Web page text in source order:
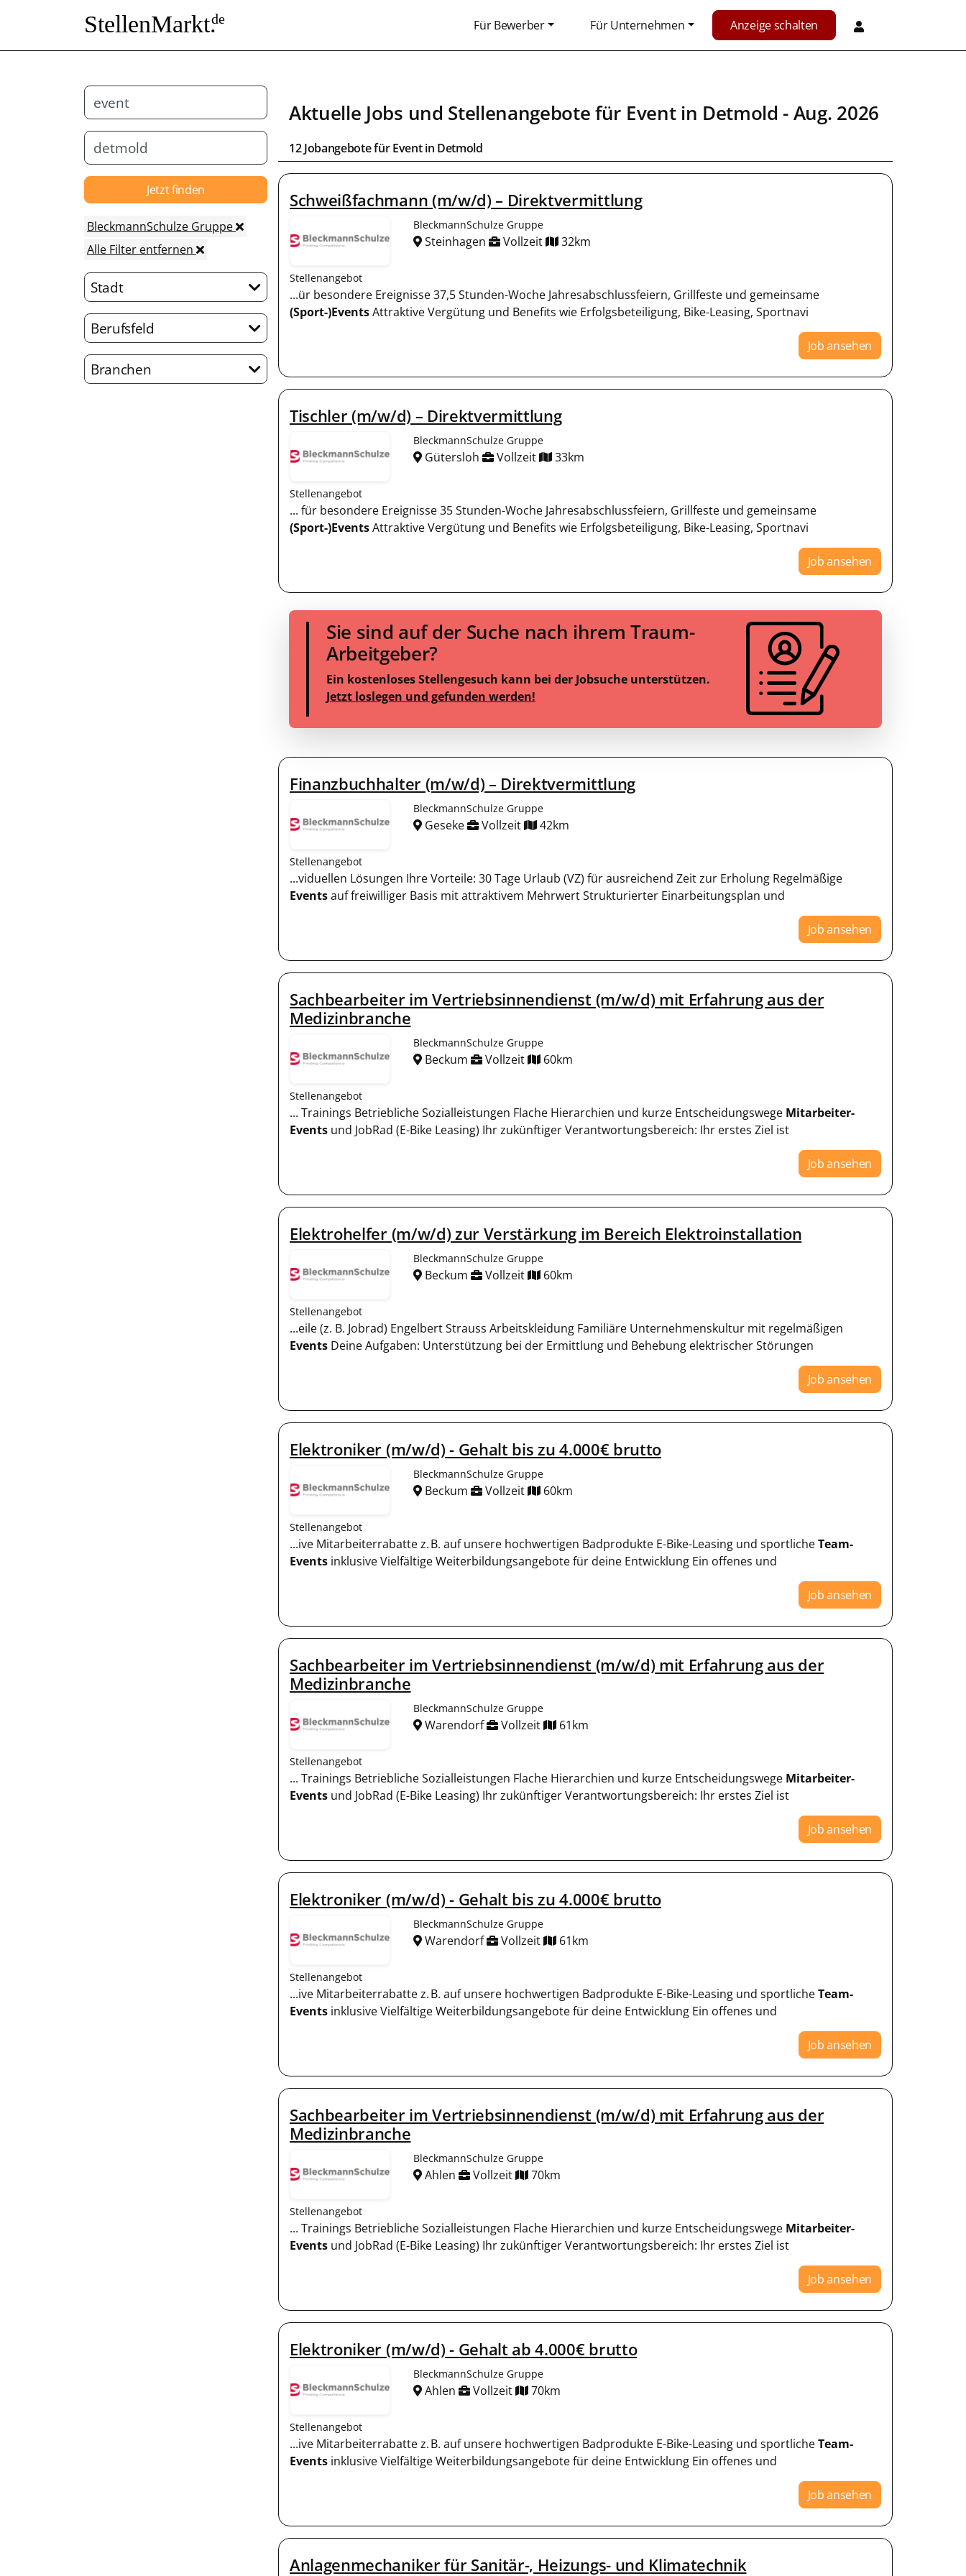
StellenMarkt.de Für Bewerber Für Unternehmen Anzeige schalten
Jetzt finden
BleckmannSchulze Gruppe
Alle Filter entfernen
Stadt
Berufsfeld
Branchen
Aktuelle Jobs und Stellenangebote für Eventin Detmold - Aug. 2026
12 Jobangebote fürEventin Detmold
Schweißfachmann (m/w/d) – Direktvermittlung
BleckmannSchulze Gruppe
Steinhagen Vollzeit 32km
Stellenangebot
...ür besondere Ereignisse 37,5 Stunden-Woche Jahresabschlussfeiern, Grillfeste und gemeinsame
(Sport-)EventsAttraktive Vergütung und Benefits wie Erfolgs­beteili­gung, Bike-Leasing, Sportnavi
Job ansehen
Tischler (m/w/d) – Direktvermittlung
BleckmannSchulze Gruppe
Gütersloh Vollzeit 33km
Stellenangebot
... für besondere Ereignisse 35 Stunden-Woche Jahresabschlussfeiern, Grillfeste und gemeinsame
(Sport-)EventsAttraktive Vergütung und Benefits wie Erfolgs­beteili­gung, Bike-Leasing, Sportnavi
Job ansehen
Sie sind auf der Suche nach ihrem Traum-
Arbeitgeber?
Ein kostenloses Stellengesuch kann bei der Jobsuche unterstützen.
Jetzt loslegen und gefunden werden!
Finanzbuchhalter (m/w/d) – Direktvermittlung
BleckmannSchulze Gruppe
Geseke Vollzeit 42km
Stellenangebot
...viduellen Lösungen Ihre Vorteile: 30 Tage Urlaub (VZ) für ausreichend Zeit zur Erholung Regelmäßige
Eventsauf freiwilliger Basis mit attraktivem Mehrwert Strukturierter Einarbeitungsplan und
Job ansehen
Sachbearbeiter im Vertriebsinnendienst (m/w/d) mit Erfahrung aus der
Medizinbranche
BleckmannSchulze Gruppe
Beckum Vollzeit 60km
Stellenangebot
... Trainings Betriebliche Sozialleistungen Flache Hierarchien und kurze Entscheidungswege Mitarbeiter-
Events und JobRad (E-Bike Leasing) Ihr zukünftiger Verantwortungsbereich: Ihr erstes Ziel ist
Job ansehen
Elektrohelfer (m/w/d) zur Verstärkung im Bereich Elektroinstallation
BleckmannSchulze Gruppe
Beckum Vollzeit 60km
Stellenangebot
...eile (z. B. Jobrad) Engelbert Strauss Arbeitskleidung Familiäre Unternehmenskultur mit regelmäßigen
Events Deine Aufgaben: Unterstützung bei der Ermittlung und Behebung elektrischer Störungen
Job ansehen
Elektroniker (m/w/d) - Gehalt bis zu 4.000€ brutto
BleckmannSchulze Gruppe
Beckum Vollzeit 60km
Stellenangebot
...ive Mitarbeiterrabatte z. B. auf unsere hochwertigen Badprodukte E-Bike-Leasing und sportlicheTeam-
Events inklusive Vielfältige Weiterbildungsangebote für deine Entwicklung Ein offenes und
Job ansehen
Sachbearbeiter im Vertriebsinnendienst (m/w/d) mit Erfahrung aus der
Medizinbranche
BleckmannSchulze Gruppe
Warendorf Vollzeit 61km
Stellenangebot
... Trainings Betriebliche Sozialleistungen Flache Hierarchien und kurze Entscheidungswege Mitarbeiter-
Events und JobRad (E-Bike Leasing) Ihr zukünftiger Verantwortungsbereich: Ihr erstes Ziel ist
Job ansehen
Elektroniker (m/w/d) - Gehalt bis zu 4.000€ brutto
BleckmannSchulze Gruppe
Warendorf Vollzeit 61km
Stellenangebot
...ive Mitarbeiterrabatte z. B. auf unsere hochwertigen Badprodukte E-Bike-Leasing und sportlicheTeam-
Events inklusive Vielfältige Weiterbildungsangebote für deine Entwicklung Ein offenes und
Job ansehen
Sachbearbeiter im Vertriebsinnendienst (m/w/d) mit Erfahrung aus der
Medizinbranche
BleckmannSchulze Gruppe
Ahlen Vollzeit 70km
Stellenangebot
... Trainings Betriebliche Sozialleistungen Flache Hierarchien und kurze Entscheidungswege Mitarbeiter-
Events und JobRad (E-Bike Leasing) Ihr zukünftiger Verantwortungsbereich: Ihr erstes Ziel ist
Job ansehen
Elektroniker (m/w/d) - Gehalt ab 4.000€ brutto
BleckmannSchulze Gruppe
Ahlen Vollzeit 70km
Stellenangebot
...ive Mitarbeiterrabatte z. B. auf unsere hochwertigen Badprodukte E-Bike-Leasing und sportlicheTeam-
Events inklusive Vielfältige Weiterbildungsangebote für deine Entwicklung Ein offenes und
Job ansehen
Anlagenmechaniker für Sanitär-, Heizungs- und Klimatechnik